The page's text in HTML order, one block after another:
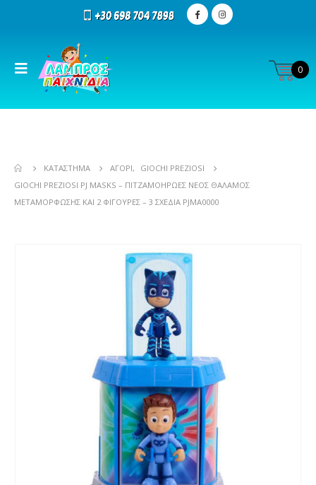
0
ΚΑΤΆΣΤΗΜΑ ΑΓΌΡΙ,
GIOCHI PREZIOSI
GIOCHI PREZIOSI PJ MASKS – ΠΙΤΖΑΜΟΉΡΩΕΣ ΝΈΟΣ ΘΆΛΑΜΟΣ
ΜΕΤΑΜΌΡΦΩΣΗΣ ΚΑΙ 2 ΦΙΓΟΎΡΕΣ – 3 ΣΧΈΔΙΑ PJMA0000